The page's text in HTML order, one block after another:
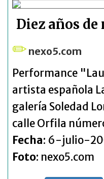
Diez años de
nexo5.com
Performance
artista española
galería Soledad
calle Orfila
Fecha: 6-julio-
Foto: nexo5.com